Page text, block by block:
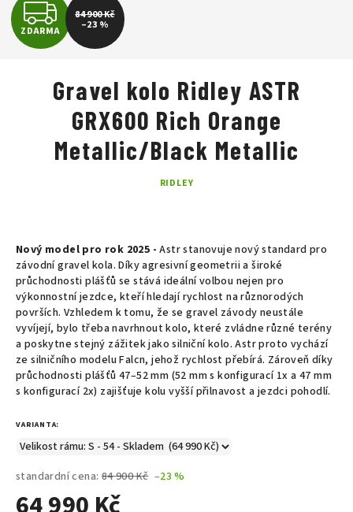
Nový model pro rok 2025 - Astr stanovuje nový standard pro
závodní gravel kola. Díky agresivní geometrii a široké
průchodnosti plášťů se stává ideální volbou nejen pro
výkonnostní jezdce, kteří hledají rychlost na různorodých
površích. Vzhledem k tomu, že se gravel závody neustále
vyvíjejí, bylo třeba navrhnout kolo, které zvládne různé terény
a poskytne stejný zážitek jako silniční kolo. Astr proto vychází
ze silničního modelu Falcn, jehož rychlost přebírá. Zároveň díky
průchodnosti plášťů 47–52 mm (52 mm s konfigurací 1x a 47 mm
s konfigurací 2x) zajišťuje kolu vyšší přilnavost a jezdci pohodlí.
VARIANTA:
standardní cena: 84 900 Kč –23 %
Gravel kolo Ridley ASTR
GRX600 Rich Orange
Metallic/Black Metallic
RIDLEY
Z
D
A
R
M
ZDARMA
84 900 Kč
–23 %